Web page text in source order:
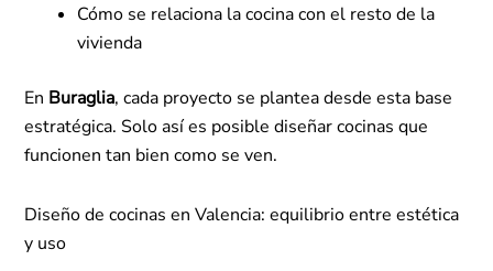
Cómo se relaciona la cocina con el resto de la
vivienda
En Buraglia, cada proyecto se plantea desde esta base
estratégica. Solo así es posible diseñar cocinas que
funcionen tan bien como se ven.
Diseño de cocinas en Valencia: equilibrio entre estética
y uso